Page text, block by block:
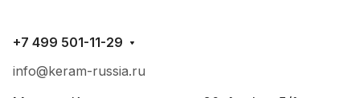
+7 499 501-11-29
info@keram-russia.ru